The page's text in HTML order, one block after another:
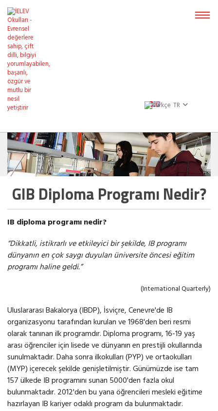
TR
GIB Diploma Programı Nedir?
IB diploma programı nedir?
“Dikkatli, istikrarlı ve etkileyici bir şekilde, IB programı
dünyanın en çok saygı duyulan üniversite öncesi eğitim
programı haline geldi.”
(International Quarterly)
Uluslararası Bakalorya (IBDP), İsviçre, Cenevre'de IB
organizasyonu tarafından kurulan ve 1968'den beri resmi
olarak tanınan ilk programdır. Diploma programı, 16-19 yaş
arası öğrenciler için lisede ve dünyanın en prestijli okullarında
sunulmaktadır. Daha sonra ilkokulları (PYP) ve ortaokulları
(MYP) içerecek şekilde genişletilmiştir. Günümüzde ise tam
157 ülkede IB programını sunan 5000'den fazla okul
bulunmaktadır. 2012'den bu yana öğrencileri mesleki eğitime
hazırlayan IB kariyer odaklı program da bulunmaktadır.